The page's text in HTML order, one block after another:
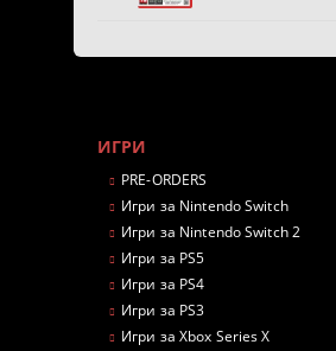
ИГРИ
PRE-ORDERS
Игри за Nintendo Switch
Игри за Nintendo Switch 2
Игри за PS5
Игри за PS4
Игри за PS3
Игри за Xbox Series X